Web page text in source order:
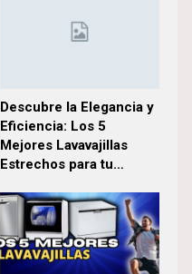
Descubre la Elegancia y
Eficiencia: Los 5
Mejores Lavavajillas
Estrechos para tu…